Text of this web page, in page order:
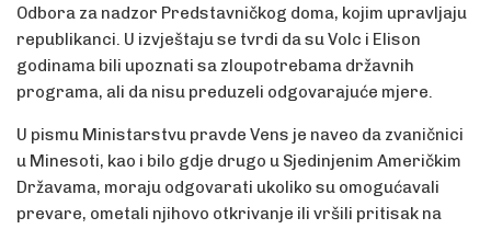
Odbora za nadzor Predstavničkog doma, kojim upravljaju
republikanci. U izvještaju se tvrdi da su Volc i Elison
godinama bili upoznati sa zloupotrebama državnih
programa, ali da nisu preduzeli odgovarajuće mjere.
U pismu Ministarstvu pravde Vens je naveo da zvaničnici
u Minesoti, kao i bilo gdje drugo u Sjedinjenim Američkim
Državama, moraju odgovarati ukoliko su omogućavali
prevare, ometali njihovo otkrivanje ili vršili pritisak na